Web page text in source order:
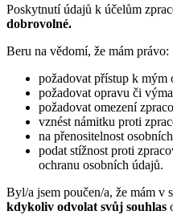
Poskytnutí údajů k účelům
dobrovolné.
Beru na vědomí, že mám právo:
požadovat přístup k mým
požadovat opravu či
požadovat omezení
vznést námitku proti
na přenositelnost
podat stížnost proti
ochranu osobních údajů.
Byl/a jsem poučen/a, že mám v
kdykoliv odvolat svůj souhlas